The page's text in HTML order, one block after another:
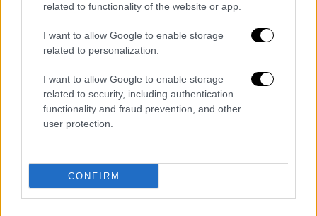
related to functionality of the website or app.
I want to allow Google to enable storage
related to personalization.
I want to allow Google to enable storage
related to security, including authentication
functionality and fraud prevention, and other
user protection.
CONFIRM
(350 ευρώ – 30 ημέρες αφαίρεση άδειας
οδήγησης και στοιχείων κυκλοφορίας
οχήματος)
Αλλοίωση στον μηχανισμό ταχογράφου
Μεταφορά εμπορευματοκιβωτίων που
δεν είναι στερεωμένα και ασφαλισμένα
Εκπρόθεσμη προσκόμιση οχήματος για
τακτικό ή έκτακτο τεχνικό έλεγχο (πλην